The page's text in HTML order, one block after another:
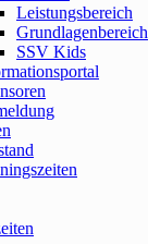
Leistungsbereich
Grundlagenbereich
SSV Kids